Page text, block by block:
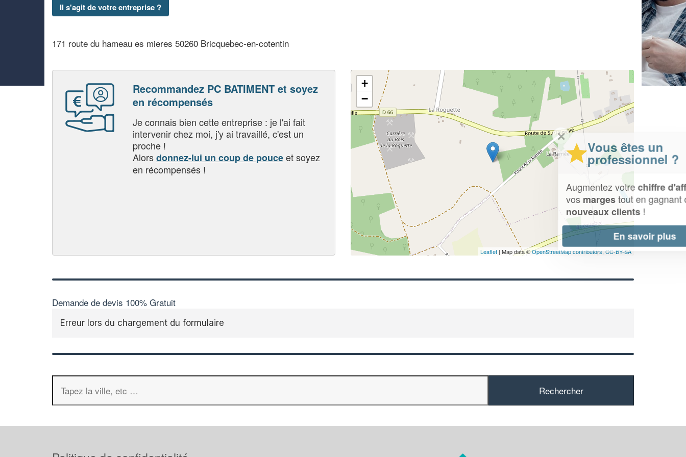
Il s'agit de votre entreprise ?
171 route du hameau es mieres 50260 Bricquebec-en-cotentin
Recommandez PC BATIMENT et soyez
en récompensés
Je connais bien cette entreprise : je l'ai fait
intervenir chez moi, j'y ai travaillé, c'est un
proche !
Alorsdonnez-lui un coup de pouceet soyez
en récompensés !
+
−
Leaflet | Map data ©OpenStreetMap contributors, CC-BY-SA
Demande de devis 100% Gratuit
Erreur lors du chargement du formulaire
✕
Vous êtes un
professionnel ?
Augmentez votrechiffre d'affaireset
margestout en gagnant de
nouveaux clients!
En savoir plus